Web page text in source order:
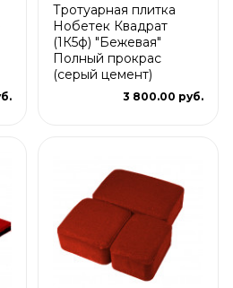
Тротуарная плитка
Нобетек Квадрат
(1К5ф) "Бежевая"
Полный прокрас
(серый цемент)
3 800.00 руб.